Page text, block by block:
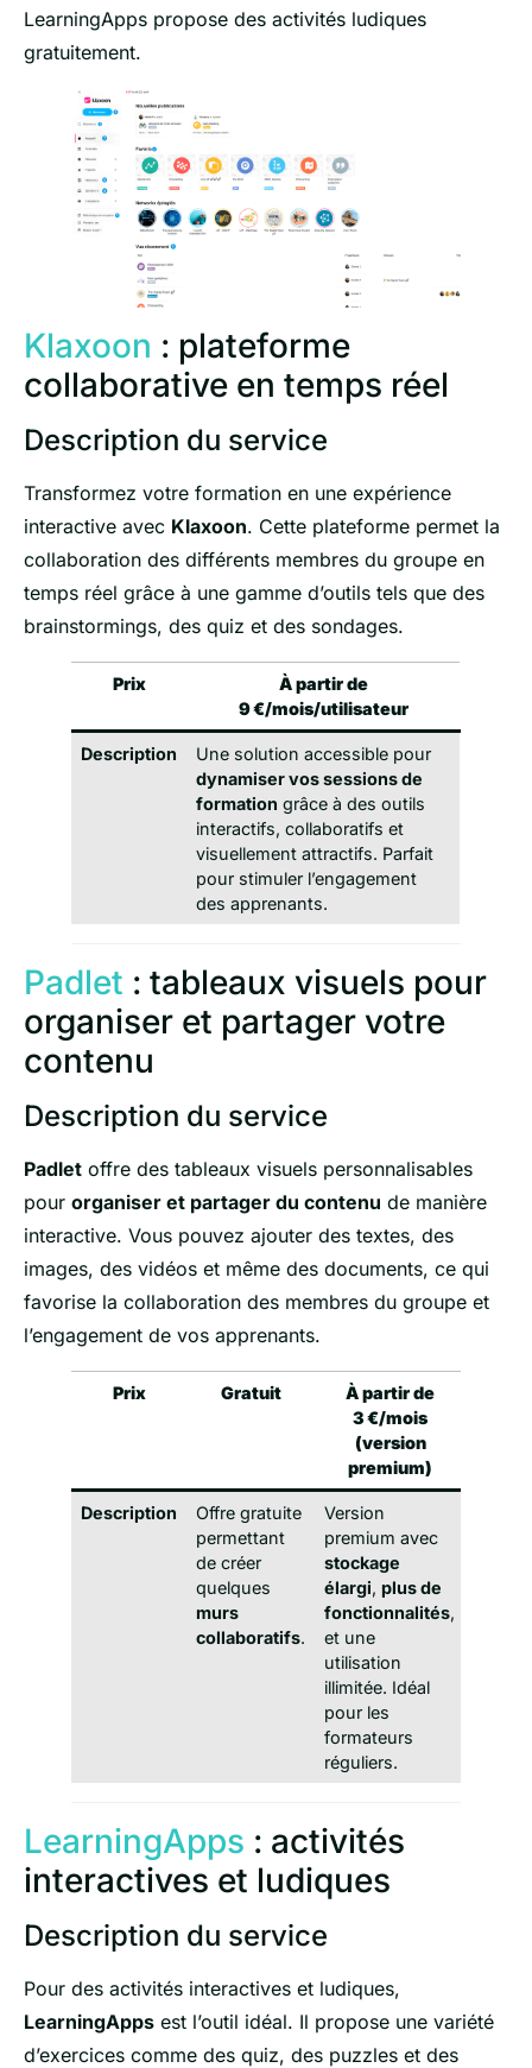
LearningApps propose des activités ludiques
gratuitement.
Klaxoon : plateforme
collaborative en temps réel
Description du service
Transformez votre formation en une expérience
interactive avec Klaxoon. Cette plateforme permet la
collaboration des différents membres du groupe en
temps réel grâce à une gamme d’outils tels que des
brainstormings, des quiz et des sondages.
Prix
À partir de
9 €/mois/utilisateur
Description
Une solution accessible pour
dynamiser vos sessions de
formation grâce à des outils
interactifs, collaboratifs et
visuellement attractifs. Parfait
pour stimuler l’engagement
des apprenants.
Padlet : tableaux visuels pour
organiser et partager votre
contenu
Description du service
Padlet offre des tableaux visuels personnalisables
pour organiser et partager du contenu de manière
interactive. Vous pouvez ajouter des textes, des
images, des vidéos et même des documents, ce qui
favorise la collaboration des membres du groupe et
l’engagement de vos apprenants.
Prix Gratuit
À partir de
3 €/mois
(version
premium)
Description
Offre gratuite
permettant
de créer
quelques
murs
collaboratifs.
Version
premium avec
stockage
élargi,plus de
fonctionnalités,
et une
utilisation
illimitée. Idéal
pour les
formateurs
réguliers.
LearningApps : activités
interactives et ludiques
Description du service
Pour des activités interactives et ludiques,
LearningApps est l’outil idéal. Il propose une variété
d’exercices comme des quiz, des puzzles et des